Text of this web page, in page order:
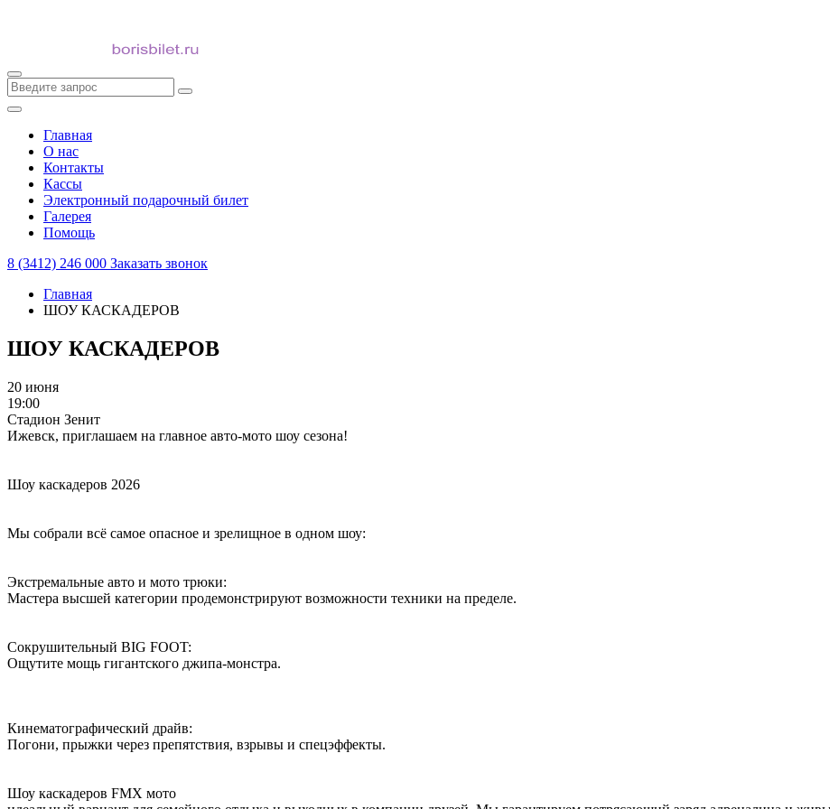
Главная
О нас
Контакты
Кассы
Электронный подарочный билет
Галерея
Помощь
8 (3412) 246 000 Заказать звонок
Главная
ШОУ КАСКАДЕРОВ
ШОУ КАСКАДЕРОВ
20 июня
19:00
Стадион Зенит
Ижевск, приглашаем на главное авто-мото шоу сезона!
Шоу каскадеров 2026
Мы собрали всё самое опасное и зрелищное в одном шоу:
Экстремальные авто и мото трюки:
Мастера высшей категории продемонстрируют возможности техники на пределе.
Сокрушительный BIG FOOT:
Ощутите мощь гигантского джипа-монстра.
Кинематографический драйв:
Погони, прыжки через препятствия, взрывы и спецэффекты.
Шоу каскадеров FMX мото